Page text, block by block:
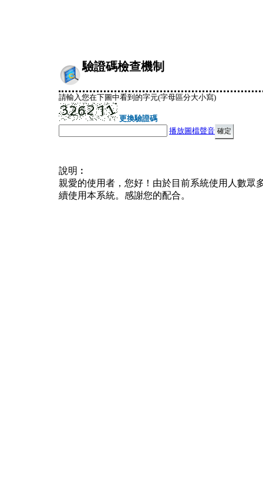
驗證碼檢查機制
請輸入您在下圖中看到的字元(字母區分大小寫)
更換驗證碼
播放圖檔聲音
說明︰
親愛的使用者，您好！由於目前系統使用人數眾
續使用本系統。感謝您的配合。